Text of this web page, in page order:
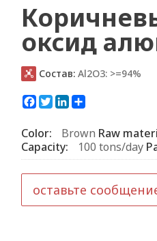
оксид
 Состав: Al2O3: >=94%
Facebook
TwitterLinkedIn
Color: Brown Raw
Capacity:
100 tons/day
оставьте